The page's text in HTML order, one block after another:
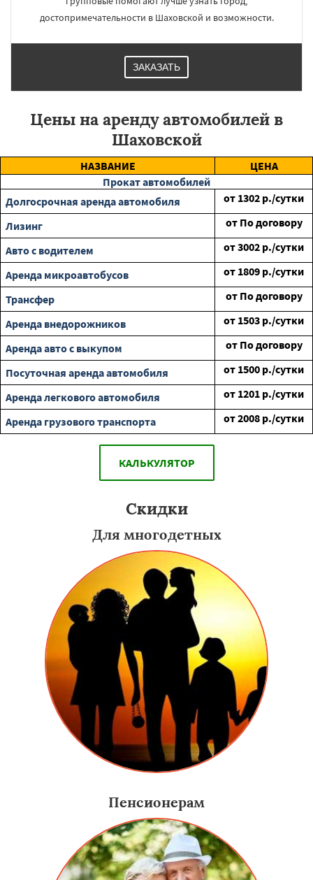
достопримечательности в Шаховской и возможности.
ЗАКАЗАТЬ
Цены на аренду автомобилей в
Шаховской
НАЗВАНИЕ
ЦЕНА
Прокат автомобилей
Долгосрочная аренда автомобиля
от 1302 р./сутки
Лизинг
от По договору
Авто с водителем
от3002 р./сутки
Аренда микроавтобусов
от 1809 р./сутки
Трансфер
от По договору
Аренда внедорожников
от 1503 р./сутки
Аренда авто с выкупом
от По договору
Посуточная аренда автомобиля
от 1500 р./сутки
Аренда легкового автомобиля
от 1201 р./сутки
Аренда грузового транспорта
от2008 р./сутки
КАЛЬКУЛЯТОР
Скидки
Для многодетных
Пенсионерам